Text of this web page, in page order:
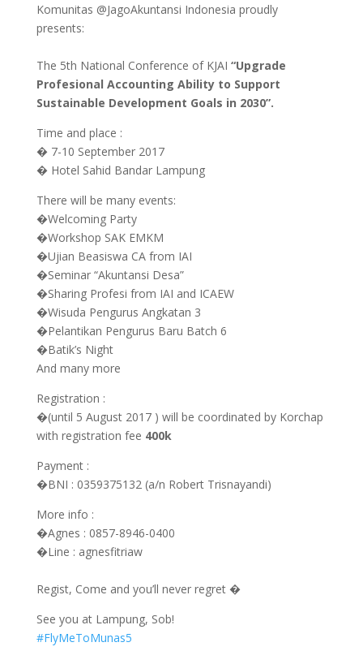
Komunitas @JagoAkuntansi Indonesia proudly
presents:
The 5th National Conference of KJAI “Upgrade
Profesional Accounting Ability to Support
Sustainable Development Goals in 2030”.
Time and place :
� 7-10 September 2017
� Hotel Sahid Bandar Lampung
There will be many events:
�Welcoming Party
�Workshop SAK EMKM
�Ujian Beasiswa CA from IAI
�Seminar “Akuntansi Desa”
�Sharing Profesi from IAI and ICAEW
�Wisuda Pengurus Angkatan 3
�Pelantikan Pengurus Baru Batch 6
�Batik’s Night
And many more
Registration :
�(until 5 August 2017 ) will be coordinated by Korchap
with registration fee 400k
Payment :
�BNI : 0359375132 (a/n Robert Trisnayandi)
More info :
�Agnes : 0857-8946-0400
�Line : agnesfitriaw
Regist, Come and you’ll never regret �
See you at Lampung, Sob!
#FlyMeToMunas5